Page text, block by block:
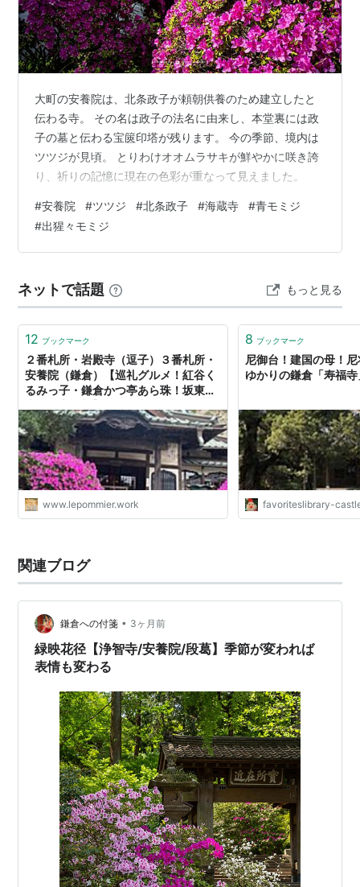
大町の安養院は、北条政子が頼朝供養のため建立したと
伝わる寺。 その名は政子の法名に由来し、本堂裏には政
子の墓と伝わる宝篋印塔が残ります。 今の季節、境内は
ツツジが見頃。 とりわけオオムラサキが鮮やかに咲き誇
り、祈りの記憶に現在の色彩が重なって見えました。
#安養院 #ツツジ #北条政子 #海蔵寺 #青モミジ
#出猩々モミジ
ネットで話題 もっと見る
12 ブックマーク
２番札所・岩殿寺（逗子）３番札所・
安養院（鎌倉）【巡礼グルメ！紅谷く
るみっ子・鎌倉かつ亭あら珠！坂東三
ルメ旅行記
www.lepommier.work
8 ブックマーク
尼御台！建国の母！
ゆかりの鎌倉「寿福
favoriteslibrary-
関連ブログ
鎌倉への付箋 • 3ヶ月前
緑映花径【浄智寺/安養院/段葛】季節が変われば
表情も変わる